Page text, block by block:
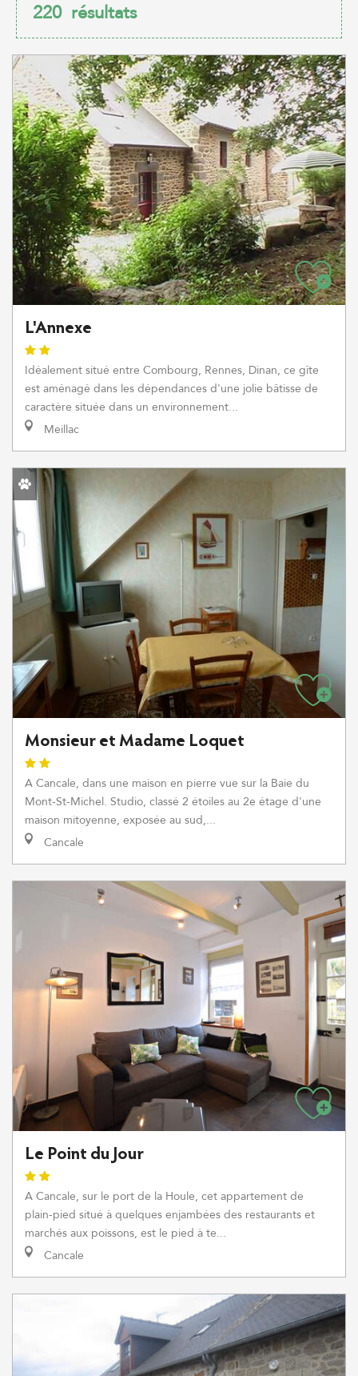
220 résultats
L'Annexe
Idéalement situé entre Combourg, Rennes, Dinan, ce gîte
est aménagé dans les dépendances d'une jolie bâtisse de
caractère située dans un environnement...
Meillac
Monsieur et Madame Loquet
A Cancale, dans une maison en pierre vue sur la Baie du
Mont-St-Michel. Studio, classé 2 étoiles au 2e étage d'une
maison mitoyenne, exposée au sud,...
Cancale
Le Point du Jour
A Cancale, sur le port de la Houle, cet appartement de
plain-pied situé à quelques enjambées des restaurants et
marchés aux poissons, est le pied à te...
Cancale